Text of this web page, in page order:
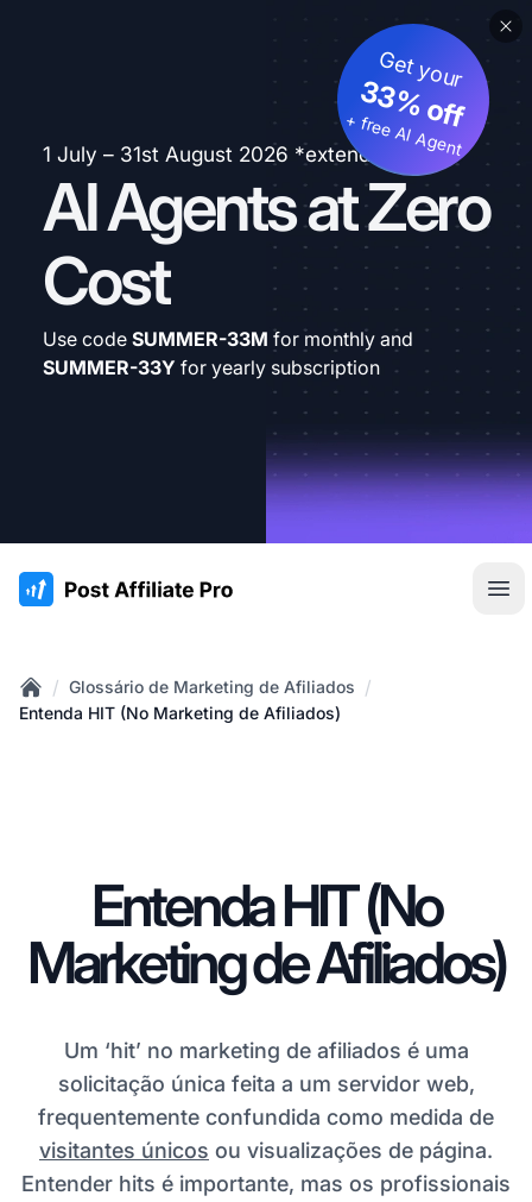
1 July – 31st August 2026 *extended
AI Agents at Zero
Cost
Get your
33% off
+ free AI Agent
Use code SUMMER-33M for monthly and
SUMMER-33Y for yearly subscription
:site.title
Home
/ Glossário de Marketing de Afiliados /
Entenda HIT (No Marketing de Afiliados)
Entenda HIT (No
Marketing de Afiliados)
Um ‘hit’ no marketing de afiliados é uma
solicitação única feita a um servidor web,
frequentemente confundida como medida de
visitantes únicos ou visualizações de página.
Entender hits é importante, mas os profissionais